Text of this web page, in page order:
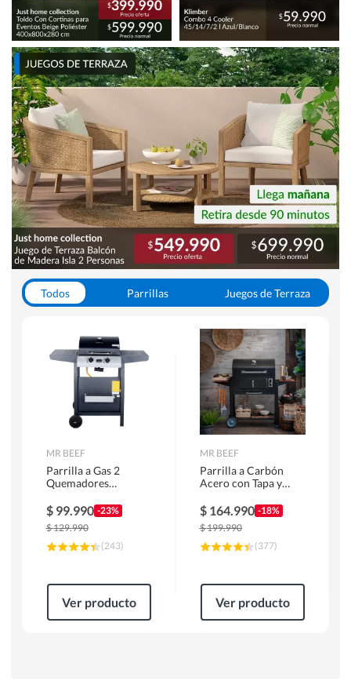
Todos Parrillas
Juegos de Terraza
MR BEEF
Parrilla a Gas 2
Quemadores
$ 99.990 -23%
$129.990
(243)
Ver producto
MR BEEF
Parrilla a Carbón
Acero con Tapa y
Termómetro
$ 164.990 -18%
$199.990
(377)
Ver producto